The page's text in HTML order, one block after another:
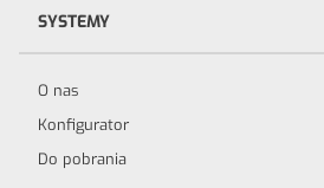
SYSTEMY
O nas
Konfigurator
Do pobrania